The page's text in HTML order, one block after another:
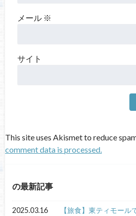
メール ※
サイト
This site uses Akismet to reduce
comment data is processed.
の最新記事
2025.03.16
【旅食】東ティモー